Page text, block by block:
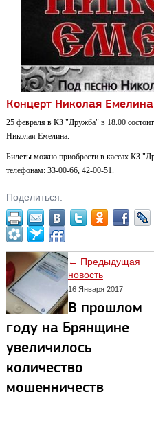
Концерт Николая
25 февраля в КЗ "Дружба" в 18.00
Николая Емелина.
Билеты можно приобрести в кассах КЗ
телефонам: 33-00-66, 42-00-51.
Поделиться:
← Предыдущая
новость
16 Января 2017
В прошлом
году на Брянщине
увеличилось
количество
мошенничеств